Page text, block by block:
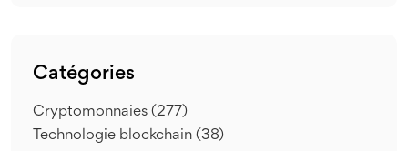
Catégories
Cryptomonnaies (277)
Technologie blockchain (38)